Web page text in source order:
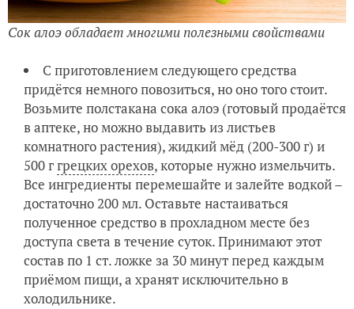
Сок алоэ обладает многими полезными свойствами
С приготовлением следующего средства
придётся немного повозиться, но оно того стоит.
Возьмите полстакана сока алоэ (готовый продаётся
в аптеке, но можно выдавить из листьев
комнатного растения), жидкий мёд (200-300 г) и
500 ггрецких орехов, которые нужно измельчить.
Все ингредиенты перемешайте и залейте водкой –
достаточно 200 мл. Оставьте настаиваться
полученное средство в прохладном месте без
доступа света в течение суток. Принимают этот
состав по 1 ст. ложке за 30 минут перед каждым
приёмом пищи, а хранят исключительно в
холодильнике.